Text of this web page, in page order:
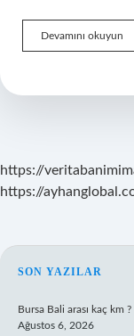
Devamını okuyun
https://
https://
SON YAZILAR
Bursa Bali arası kaç km ?
Ağustos 6, 2026